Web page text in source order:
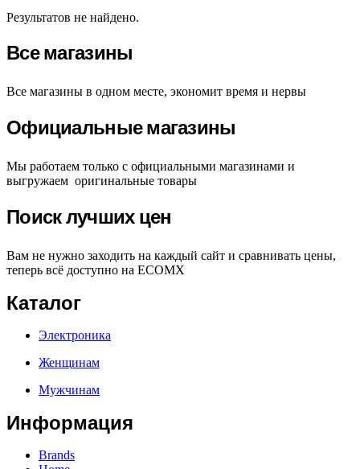
Результатов не найдено.
Все магазины
Все магазины в одном месте, экономит время и нервы
Официальные магазины
Мы работаем только с официальными магазинами и
выгружаем оригинальные товары
Поиск лучших цен
Вам не нужно заходить на каждый сайт и сравнивать цены,
теперь всё доступно на ECOMX
Каталог
Электроника
Женщинам
Мужчинам
Информация
Brands